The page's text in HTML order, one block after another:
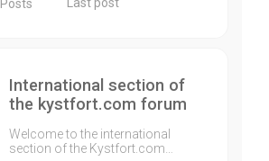
Posts
International section of
the kystfort.com forum
Welcome to the international
section of the Kystfort.com…